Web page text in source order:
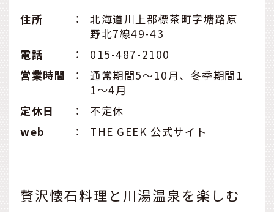
住所
：
北海道川上郡標茶町字塘路原
野北7線49-43
電話
：
015-487-2100
営業時間
：
通常期間5～10月、冬季期間1
1～4月
定休日
：
不定休
web
： THE GEEK 公式サイト
贅沢懐石料理と川湯温泉を楽しむ